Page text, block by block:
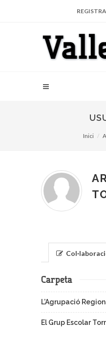
Inici
Carpeta
L’Agrupació
El Grup Escolar